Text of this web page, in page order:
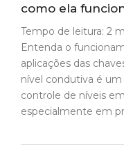
como ela
Tempo de leitura: 2
Entenda o
aplicações das
nível condutiva é um
controle de níveis
especialmente em